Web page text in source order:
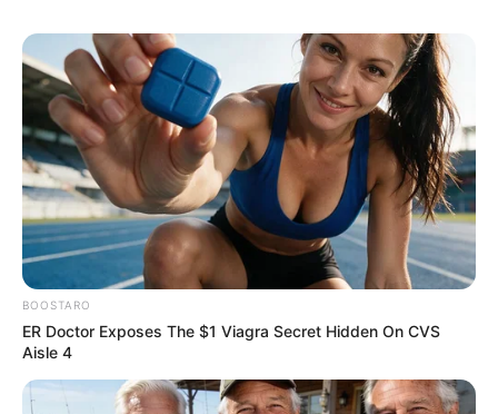
BOOSTARO
ER Doctor Exposes The $1 Viagra Secret Hidden On CVS
Aisle 4